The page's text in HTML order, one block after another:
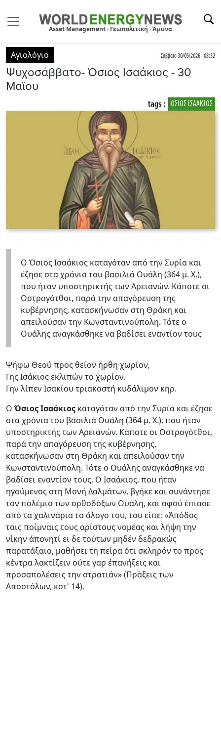
Asset Management · Γεωπολιτική · Άμυνα
Αγιολόγιο Σάββατο 30/05/2026 - 08:32
Ψυχοσάββατο- Όσιος Ισαάκιος - 30
Μαϊου
ΟΣΙΟΣ ΙΣΑΑΚΙΟΣ
tags :
Ο Όσιος Ισαάκιος καταγόταν από την Συρία και
έζησε στα χρόνια του βασιλιά Ουάλη (364 μ. Χ.),
που ήταν υποστηρικτής των Αρειανών. Κάποτε οι
Οστρογότθοι, παρά την απαγόρευση της
κυβέρνησης, κατασκήνωσαν στη Θράκη και
απειλούσαν την Κωνσταντινούπολη. Τότε ο
Ουάλης αναγκάσθηκε να βαδίσει εναντίον τους
Ψήφω Θεού προς θείον ήρθη χωρίον,
Γης Iσάκιος εκλιπών το χωρίον.
Γην λίπεν Iσακίου τριακοστή κυδάλιμον κηρ.
Ο Όσιος Ισαάκιος καταγόταν από την Συρία και έζησε
στα χρόνια του βασιλιά Ουάλη (364 μ. Χ.), που ήταν
υποστηρικτής των Αρειανών. Κάποτε οι Οστρογότθοι,
παρά την απαγόρευση της κυβέρνησης,
κατασκήνωσαν στη Θράκη και απειλούσαν την
Κωνσταντινούπολη. Τότε ο Ουάλης αναγκάσθηκε να
βαδίσει εναντίον τους. Ο Ισαάκιος, που ήταν
ηγούμενος στη Μονή Δαλμάτων, βγήκε και συνάντησε
τον πολέμιο των ορθοδόξων Ουάλη, και αφού έπιασε
από τα χαλινάρια το άλογο του, του είπε: «Άπόδος
ταις ποίμναις τους αρίστους νομέας και λήψη την
νίκην άπονητί ει δε τούτων μηδέν δεδρακώς
παρατάξαιο, μαθήσει τη πείρα ότι σκληρόν το προς
κέντρα λακτίζειν ούτε γαρ έπανήξεις και
προσαπολέσεις την στρατιάν» (Πράξεις των
Αποστόλων, κστ' 14).